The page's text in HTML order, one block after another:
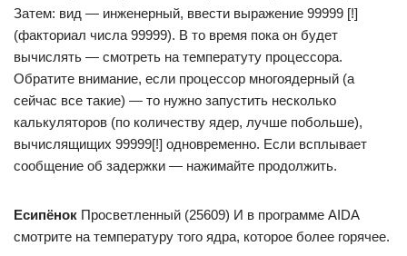
Затем: вид — инженерный, ввести выражение 99999 [!]
(факториал числа 99999). В то время пока он будет
вычислять — смотреть на температуту процессора.
Обратите внимание, если процессор многоядерный (а
сейчас все такие) — то нужно запустить несколько
калькуляторов (по количеству ядер, лучше побольше),
вычислящищих 99999[!] одновременно. Если всплывает
сообщение об задержки — нажимайте продолжить.
Есипёнок Просветленный (25609) И в программе AIDA
смотрите на температуру того ядра, которое более горячее.